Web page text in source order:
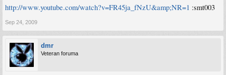
http://www.youtube.com/watch?v=FR45ja_fNzU&amp;NR=1 :smt003
Sep 24, 2009
dmr
Veteran foruma